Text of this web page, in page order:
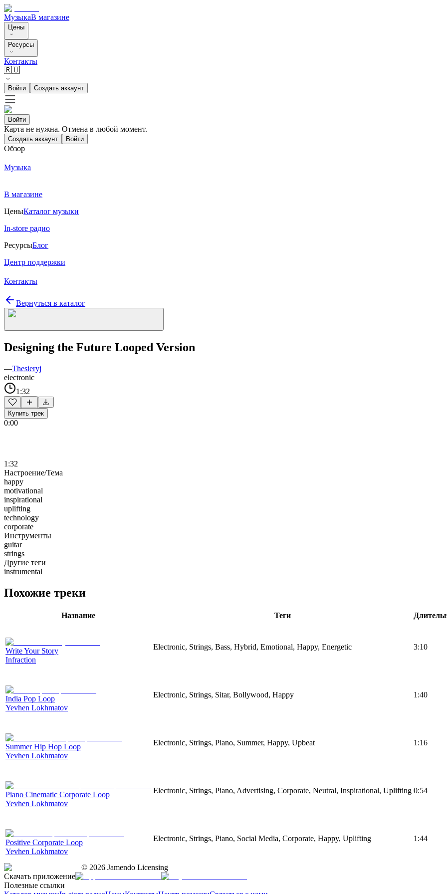
МузыкаВ магазине
Цены
Ресурсы
Контакты
🇷🇺
Войти Создать аккаунт
Войти
Карта не нужна. Отмена в любой момент.
Создать аккаунт Войти
Обзор
Музыка
В магазине
ЦеныКаталог музыки
In-store радио
РесурсыБлог
Центр поддержки
Контакты
Вернуться в каталог
Designing the Future Looped Version
—Thesieryj
electronic
1:32
Купить трек
0:00
1:32
Настроение/Тема
happy
motivational
inspirational
uplifting
technology
corporate
Инструменты
guitar
strings
Другие теги
instrumental
Похожие треки
Название Теги
Write Your Story
Infraction
Electronic, Strings, Bass, Hybrid, Emotional, Happy, Energetic 3:10
India Pop Loop
Yevhen Lokhmatov
Electronic, Strings, Sitar, Bollywood, Happy 1:40
Summer Hip Hop Loop
Yevhen Lokhmatov
Electronic, Strings, Piano, Summer, Happy, Upbeat 1:16
Piano Cinematic Corporate Loop
Yevhen Lokhmatov
Electronic, Strings, Piano, Advertising, Corporate, Neutral, Inspirational, Uplifting 0:54
Positive Corporate Loop
Yevhen Lokhmatov
Electronic, Strings, Piano, Social Media, Corporate, Happy, Uplifting 1:44
© 2026 Jamendo Licensing
Скачать приложение
Полезные ссылки